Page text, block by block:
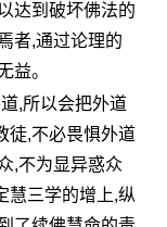
达到破坏佛法的
者,通过论理的
益。
,所以会把外道
徒,不必畏惧外道
,不为显异惑众
慧三学的增上,纵